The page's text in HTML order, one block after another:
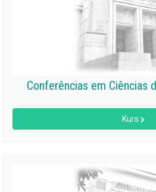
Conferências em Ciências
Kurs